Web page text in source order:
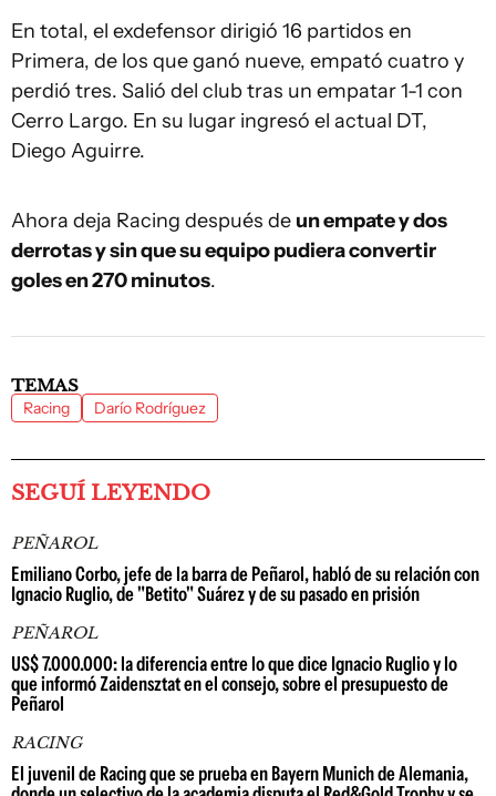
En total, el exdefensor dirigió 16 partidos en
Primera, de los que ganó nueve, empató cuatro y
perdió tres. Salió del club tras un empatar 1-1 con
Cerro Largo. En su lugar ingresó el actual DT,
Diego Aguirre.
Ahora deja Racing después de un empate y dos
derrotas y sin que su equipo pudiera convertir
goles en 270 minutos.
TEMAS
Racing Darío Rodríguez
SEGUÍ LEYENDO
PEÑAROL
Emiliano Corbo, jefe de la barra de Peñarol, habló de su relación con
Ignacio Ruglio, de "Betito" Suárez y de su pasado en prisión
PEÑAROL
US$ 7.000.000: la diferencia entre lo que dice Ignacio Ruglio y lo
que informó Zaidensztat en el consejo, sobre el presupuesto de
Peñarol
RACING
El juvenil de Racing que se prueba en Bayern Munich de Alemania,